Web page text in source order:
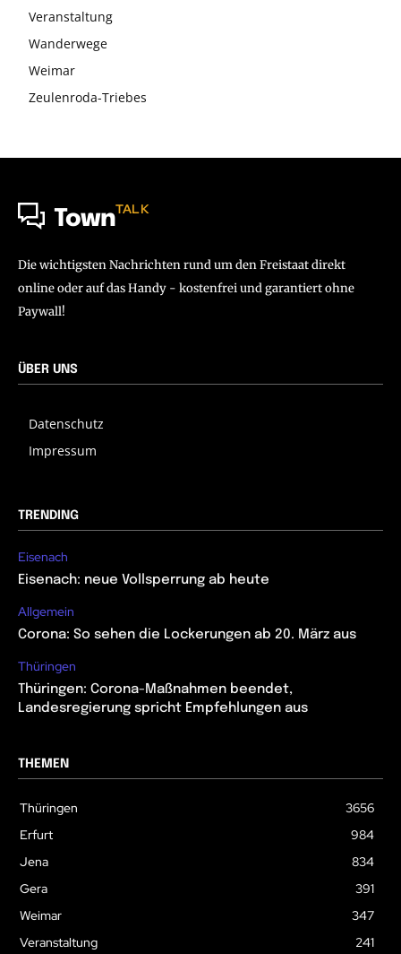
Veranstaltung
Wanderwege
Weimar
Zeulenroda-Triebes
TownTALK
Die wichtigsten Nachrichten rund um den Freistaat direkt
online oder auf das Handy - kostenfrei und garantiert ohne
Paywall!
ÜBER UNS
Datenschutz
Impressum
TRENDING
Eisenach
Eisenach: neue Vollsperrung ab heute
Allgemein
Corona: So sehen die Lockerungen ab 20. März aus
Thüringen
Thüringen: Corona-Maßnahmen beendet,
Landesregierung spricht Empfehlungen aus
THEMEN
Thüringen
3656
Erfurt
984
Jena
834
Gera
391
Weimar
347
Veranstaltung
241